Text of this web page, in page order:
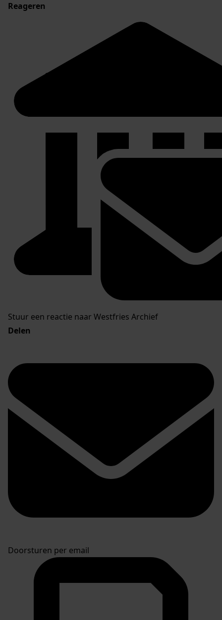
Reageren
Stuur een reactie naar Westfries Archief
Delen
Doorsturen per email